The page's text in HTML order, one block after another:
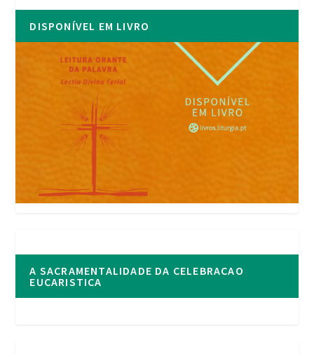
DISPONÍVEL EM LIVRO
A SACRAMENTALIDADE DA CELEBRACAO
EUCARISTICA